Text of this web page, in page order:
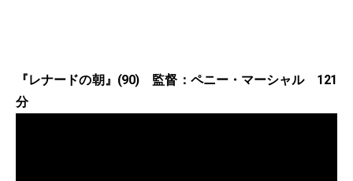
『レナードの朝』(90) 監督：ペニー・マーシャル 121
分